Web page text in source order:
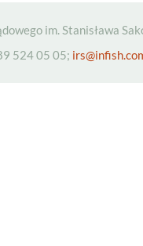
im. Stanisława
524 05 05;